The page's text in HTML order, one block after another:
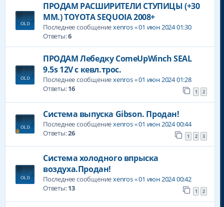
ПРОДАМ РАСШИРИТЕЛИ СТУПИЦЫ (+30
ММ.) TOYOTA SEQUOIA 2008+
Последнее сообщениеxenros«01 июн 2024 01:30
Ответы:6
ПРОДАМ Лебедку ComeUpWinch SEAL
9.5s 12V с кевл.трос.
Последнее сообщениеxenros«01 июн 2024 01:28
Ответы:16 1 2
Система выпуска Gibson. Продан!
Последнее сообщениеxenros«01 июн 2024 00:44
Ответы:26 1 2 3
Система холодного впрыска
воздуха.Продан!
Последнее сообщениеxenros«01 июн 2024 00:42
Ответы:13 1 2